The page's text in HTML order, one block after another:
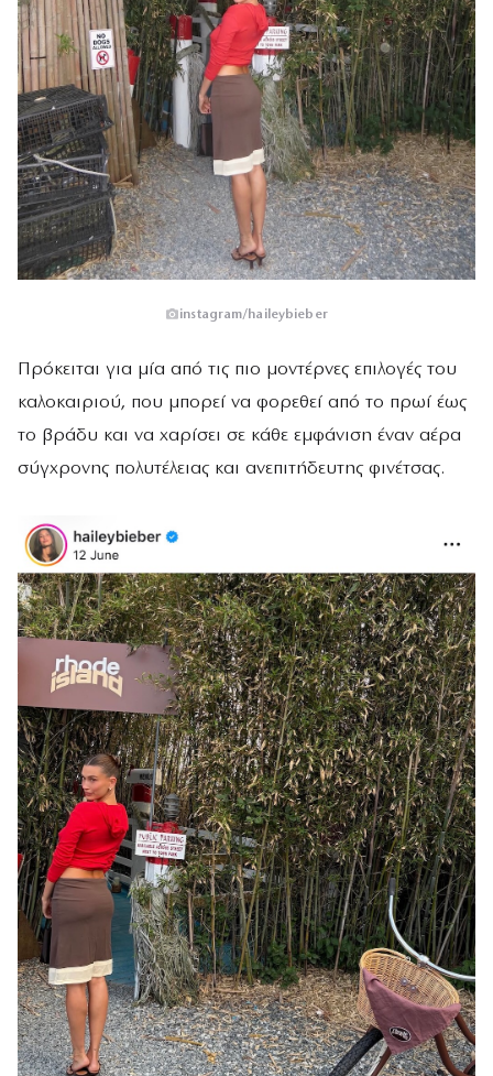
instagram/haileybieber
Πρόκειται για μία από τις πιο μοντέρνες επιλογές του
καλοκαιριού, που μπορεί να φορεθεί από το πρωί έως
το βράδυ και να χαρίσει σε κάθε εμφάνιση έναν αέρα
σύγχρονης πολυτέλειας και ανεπιτήδευτης φινέτσας.